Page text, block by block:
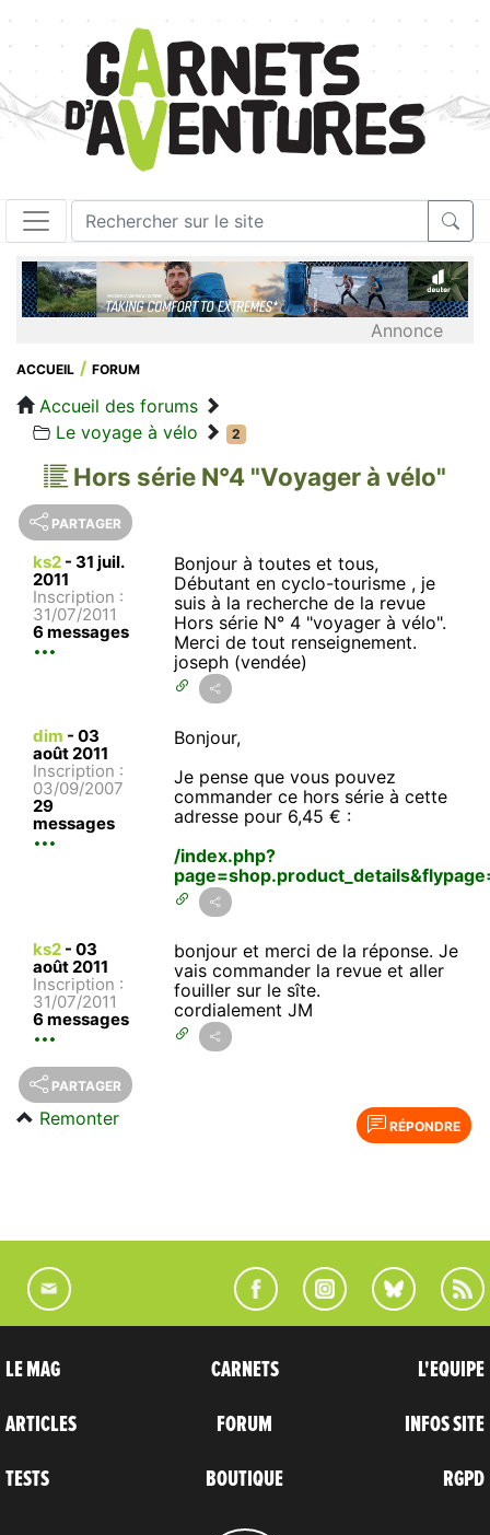
Annonce
ACCUEIL FORUM
Accueil des forums
Le voyage à vélo
2
Hors série N°4 "Voyager à vélo"
PARTAGER
ks2 - 31 juil.
2011
Inscription :
31/07/2011
6 messages
Bonjour à toutes et tous,
Débutant en cyclo-tourisme , je
suis à la recherche de la revue
Hors série N° 4 "voyager à vélo".
Merci de tout renseignement.
joseph (vendée)
dim - 03
août 2011
Inscription :
03/09/2007
29
messages
Bonjour,
Je pense que vous pouvez
commander ce hors série à cette
adresse pour 6,45 € :
/index.php?
ks2 - 03
août 2011
Inscription :
31/07/2011
6 messages
bonjour et merci de la réponse. Je
vais commander la revue et aller
fouiller sur le sîte.
cordialement JM
PARTAGER
RÉPONDRE
Remonter
LE MAG
ARTICLES
TESTS
CARNETS
FORUM
BOUTIQUE
L'EQUIPE
INFOS SITE
RGPD